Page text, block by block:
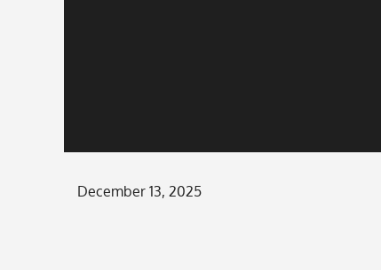
Posted
December 13, 2025